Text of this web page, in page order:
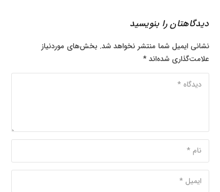
دیدگاهتان را بنویسید
نشانی ایمیل شما منتشر نخواهد شد. بخش‌های موردنیاز
علامت‌گذاری شده‌اند*